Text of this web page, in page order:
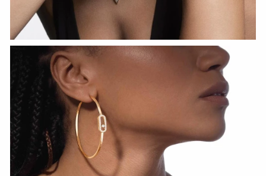
HOZIR KO‘RISH